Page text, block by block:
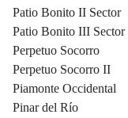
Patio Bonito II Sector
Patio Bonito III Sector
Perpetuo Socorro
Perpetuo Socorro II
Piamonte Occidental
Pinar del Río